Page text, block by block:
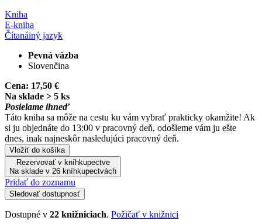
Kniha
E-kniha
Čítanáiný jazyk
Pevná väzba
Slovenčina
Cena: 17,50 €
Na sklade > 5 ks
Posielame ihneď
Táto kniha sa môže na cestu ku vám vybrať prakticky okamžite! Ak
si ju objednáte do 13:00 v pracovný deň, odošleme vám ju ešte
dnes, inak najneskôr nasledujúci pracovný deň.
Vložiť do košíka
Rezervovať v kníhkupectve
Na sklade v 26 kníhkupectvách
Pridať do zoznamu
Sledovať dostupnosť
Dostupné v 22 knižniciach. Požičať v knižnici